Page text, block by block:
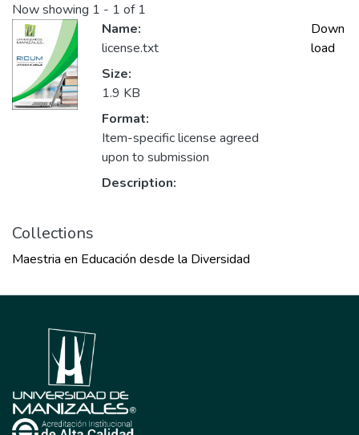
Now showing 1 - 1 of 1
Name:
license.txt
Size:
1.9 KB
Format:
Item-specific license agreed
upon to submission
Description:
Down
load
Collections
Maestria en Educación desde la Diversidad